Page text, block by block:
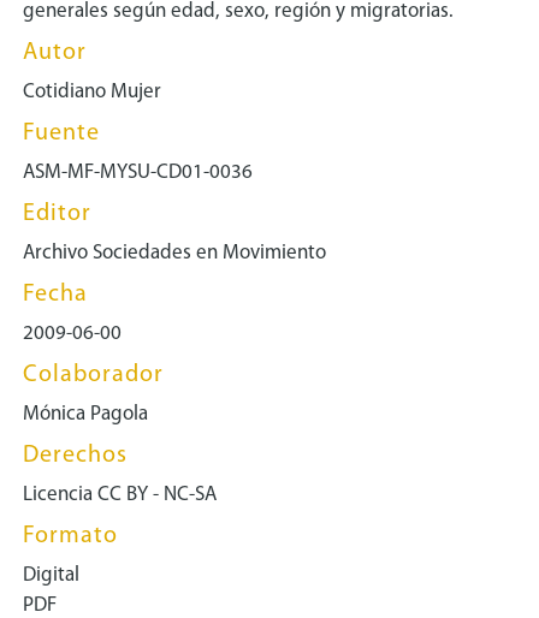
generales según edad, sexo, región y migratorias.
Autor
Cotidiano Mujer
Fuente
ASM-MF-MYSU-CD01-0036
Editor
Archivo Sociedades en Movimiento
Fecha
2009-06-00
Colaborador
Mónica Pagola
Derechos
Licencia CC BY - NC-SA
Formato
Digital
PDF